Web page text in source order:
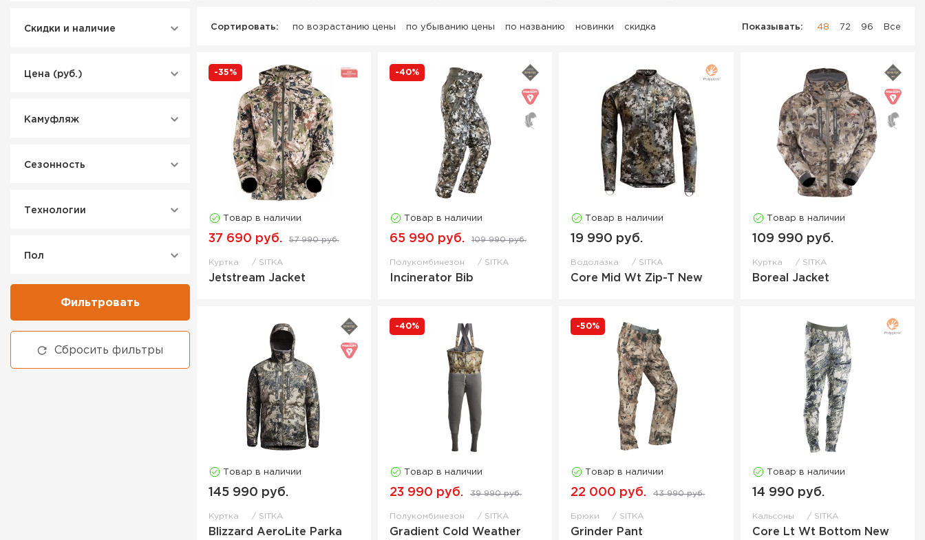
Наколенники
Панама
Перчатки
Повязка
Скидки и наличие
Цена (руб.)
Камуфляж
Сезонность
Технологии
Пол
Фильтровать
Сбросить фильтры
Сортировать: по возрастанию цены по убыванию цены по названию новинки скидка Показывать: 48 72 96 Все
-35%
Товар в наличии
37 690 руб. 57 990 руб.
Куртка SITKA
Jetstream Jacket
-40%
Товар в наличии
65 990 руб. 109 990 руб.
Полукомбинезон SITKA
Incinerator Bib
Товар в наличии
19 990 руб.
Водолазка SITKA
Core Mid Wt Zip-T New
Товар в наличии
109 990 руб.
Куртка SITKA
Boreal Jacket
Товар в наличии
145 990 руб.
Куртка SITKA
Blizzard AeroLite Parka
-40%
Товар в наличии
23 990 руб. 39 990 руб.
Полукомбинезон SITKA
Gradient Cold Weather
-50%
Товар в наличии
22 000 руб. 43 990 руб.
Брюки SITKA
Grinder Pant
Товар в наличии
14 990 руб.
Кальсоны SITKA
Core Lt Wt Bottom New